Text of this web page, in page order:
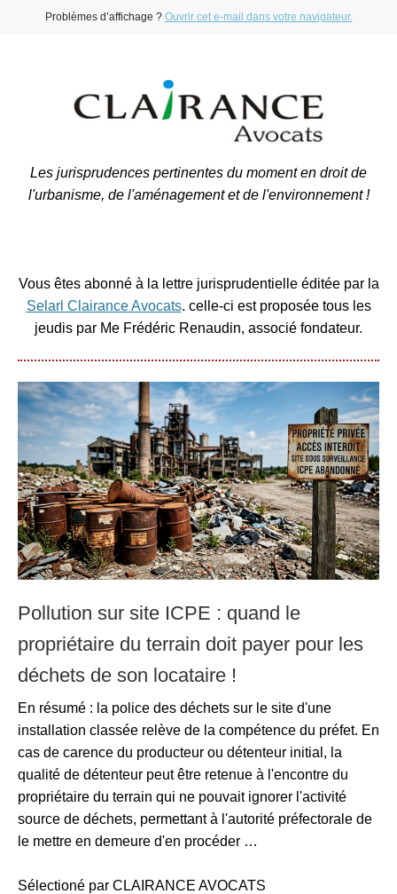
Problèmes d’affichage ? Ouvrir cet e-mail dans votre navigateur.
Les jurisprudences pertinentes du moment en droit de
l'urbanisme, de l'aménagement et de l'environnement !
Vous êtes abonné à la lettre jurisprudentielle éditée par la
Selarl Clairance Avocats. celle-ci est proposée tous les
jeudis par Me Frédéric Renaudin, associé fondateur.
Pollution sur site ICPE : quand le
propriétaire du terrain doit payer pour les
déchets de son locataire !
En résumé : la police des déchets sur le site d'une
installation classée relève de la compétence du préfet. En
cas de carence du producteur ou détenteur initial, la
qualité de détenteur peut être retenue à l'encontre du
propriétaire du terrain qui ne pouvait ignorer l'activité
source de déchets, permettant à l'autorité préfectorale de
le mettre en demeure d'en procéder …
Sélectioné par CLAIRANCE AVOCATS